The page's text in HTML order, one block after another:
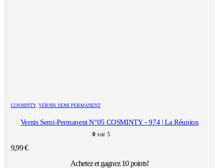
COSMINTY, VERNIS SEMI PERMANENT
Vernis Semi-Permanent N°05 COSMINTY - 974 | La Réunion
0 sur 5
9,99€
Achetez et gagnez 10 points!